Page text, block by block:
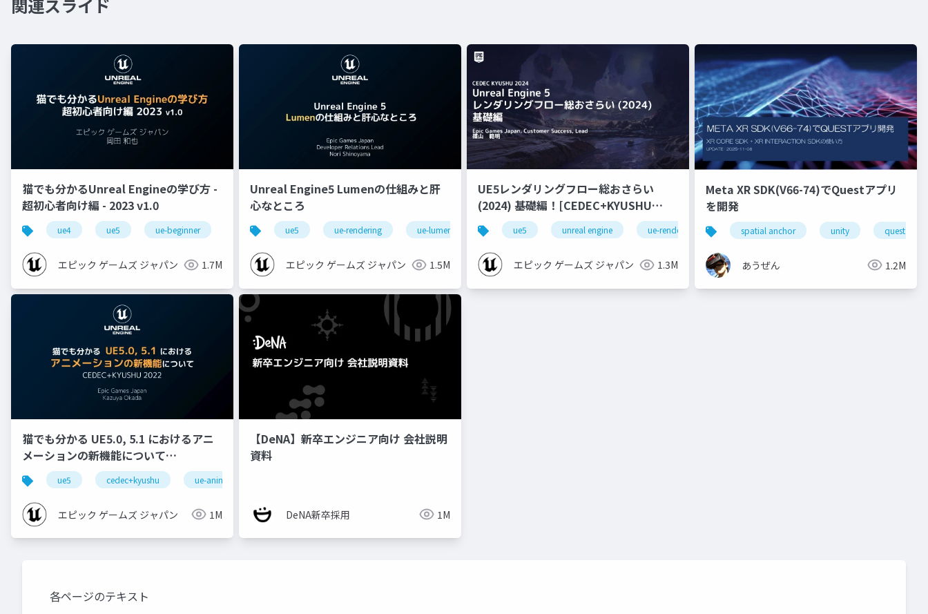
関連スライド
猫でも分かるUnreal Engineの学び方 -
超初心者向け編 - 2023 v1.0
ue4 ue5 ue-beginner
エピック ゲームズ ジャパン 1.7M
Unreal Engine5 Lumenの仕組みと肝
心なところ
ue5 ue-rendering ue-lumen
エピック ゲームズ ジャパン 1.5M
UE5レンダリングフロー総おさらい
(2024) 基礎編！[CEDEC+KYUSHU
2024] ue5 unreal engine ue-rendering
エピック ゲームズ ジャパン 1.3M
Meta XR SDK(V66-74)でQuestアプリ
を開発
spatial anchor unity quest pro
あうぜん 1.2M
猫でも分かる UE5.0, 5.1 におけるアニ
メーションの新機能について
【CEDEC+KYUSHU 2022】
ue5 cedec+kyushu ue-animation
エピック ゲームズ ジャパン 1M
【DeNA】新卒エンジニア向け 会社説明
資料
DeNA新卒採用 1M
各ページのテキスト